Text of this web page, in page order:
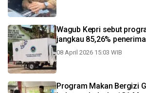
Wagub Kepri sebut
jangkau 85,26%
08 April 2026 15:03 WIB
Program Makan Bergizi